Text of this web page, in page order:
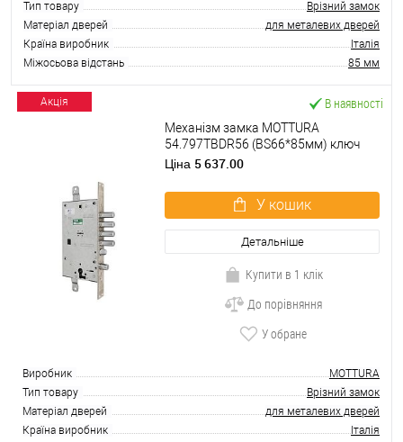
Тип товару
Врізний замок
Матеріал дверей
для металевих дверей
Країна виробник
Італія
Міжосьова відстань
85 мм
Акція В наявності
Механізм замка MOTTURA
54.797TBDR56 (BS66*85мм) ключ
60мм R правий
Ціна 5 637.00
У кошик
Детальніше
Купити в 1 клік
До порівняння
У обране
Виробник
MOTTURA
Тип товару
Врізний замок
Матеріал дверей
для металевих дверей
Країна виробник
Італія